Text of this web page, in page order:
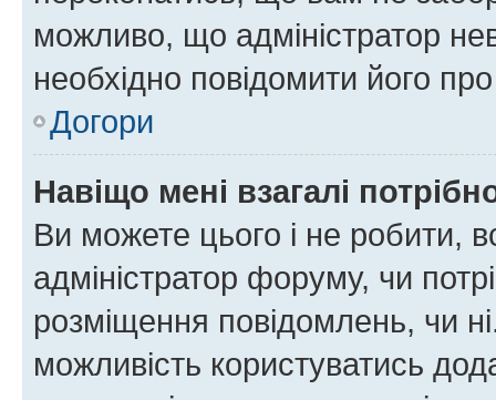
можливо, що адміністратор
необхідно повідомити його
Догори
Навіщо мені взагалі
Ви можете цього і не робити,
адміністратор форуму, чи
розміщення повідомлень, чи
можливість користуватись